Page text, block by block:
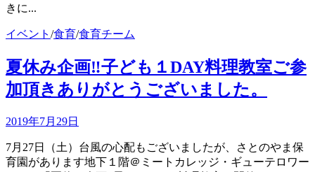
きに...
イベント /食育/食育チーム
夏休み企画‼子ども１DAY料理教室ご参
加頂きありがとうございました。
2019年7月29日
7月27日（土）台風の心配もございましたが、さとのやま保
育園があります地下１階＠ミートカレッジ・ギューテロワー